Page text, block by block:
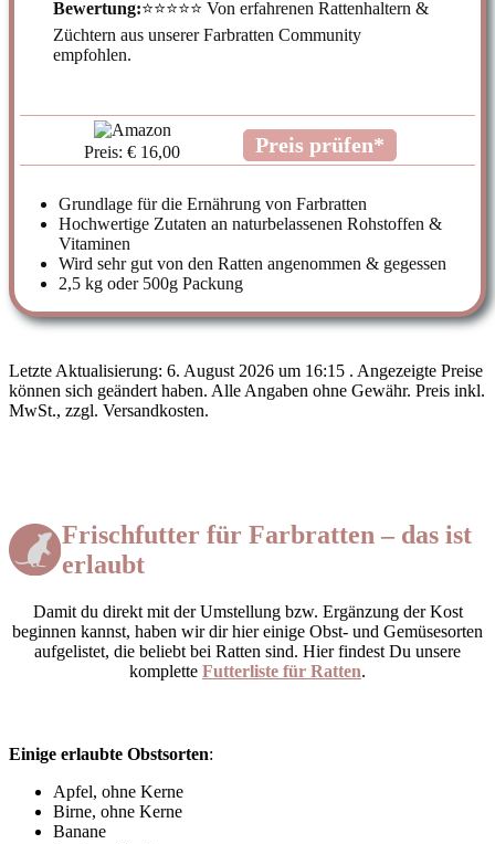
Bewertung:⭐⭐⭐⭐⭐ Von erfahrenen Rattenhaltern &
Züchtern aus unserer Farbratten Community
empfohlen.
Grundlage für die Ernährung von Farbratten
Hochwertige Zutaten an naturbelassenen Rohstoffen &
Vitaminen
Wird sehr gut von den Ratten angenommen & gegessen
2,5 kg oder 500g Packung
Preis: € 16,00 Preis prüfen*
Letzte Aktualisierung: 6. August 2026 um 16:15 . Angezeigte Preise
können sich geändert haben. Alle Angaben ohne Gewähr. Preis inkl.
MwSt., zzgl. Versandkosten.
Frischfutter für Farbratten – das ist
erlaubt
Damit du direkt mit der Umstellung bzw. Ergänzung der Kost
beginnen kannst, haben wir dir hier einige Obst- und Gemüsesorten
aufgelistet, die beliebt bei Ratten sind. Hier findest Du unsere
komplette Futterliste für Ratten.
Einige erlaubte Obstsorten:
Apfel, ohne Kerne
Birne, ohne Kerne
Banane